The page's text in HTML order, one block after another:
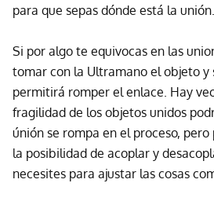
para que sepas dónde está la unión.
Si por algo te equivocas en las
tomar con la Ultramano el objeto y
permitirá romper el enlace. Hay
fragilidad de los objetos unidos
únión se rompa en el proceso,
la posibilidad de acoplar y
necesites para ajustar las cosas